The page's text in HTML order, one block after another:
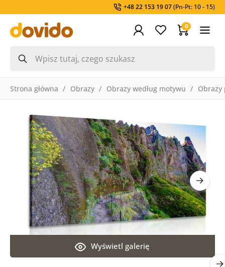
+48 22 153 19 07(Pn-Pt: 10 - 15)
0
Strona główna Obrazy Obrazy według motywu Obrazy
Wyświetl galerię